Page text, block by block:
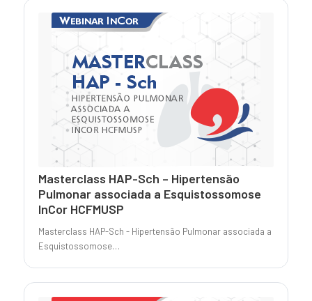
Masterclass HAP-Sch – Hipertensão
Pulmonar associada a Esquistossomose
InCor HCFMUSP
Masterclass HAP-Sch - Hipertensão Pulmonar associada a
Esquistossomose…